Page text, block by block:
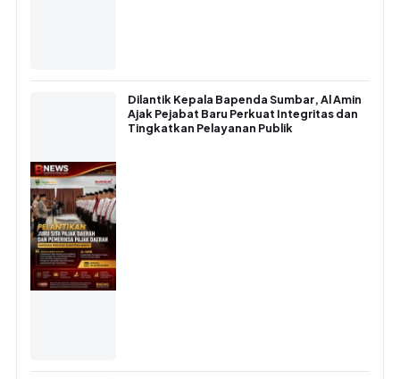
Dilantik Kepala Bapenda Sumbar, Al Amin
Ajak Pejabat Baru Perkuat Integritas dan
Tingkatkan Pelayanan Publik